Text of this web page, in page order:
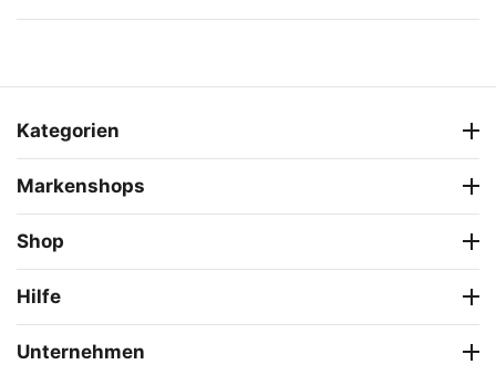
Kategorien
Markenshops
Shop
Hilfe
Unternehmen